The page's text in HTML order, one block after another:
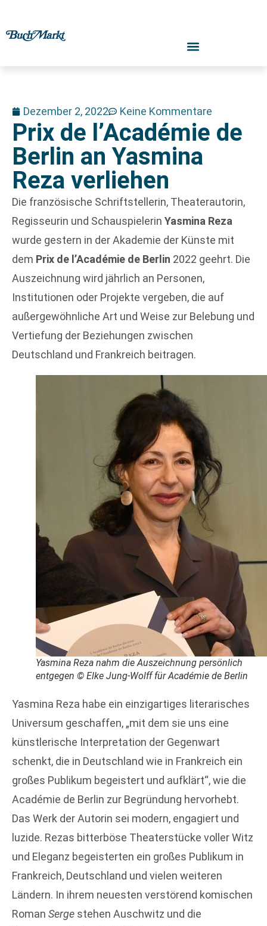
Dezember 2, 2022 Keine Kommentare
Prix de l’Académie de
Berlin an Yasmina
Reza verliehen
Die französische Schriftstellerin, Theaterautorin,
Regisseurin und Schauspielerin Yasmina Reza
wurde gestern in der Akademie der Künste mit
dem Prix de l’Académie de Berlin 2022 geehrt. Die
Auszeichnung wird jährlich an Personen,
Institutionen oder Projekte vergeben, die auf
außergewöhnliche Art und Weise zur Belebung und
Vertiefung der Beziehungen zwischen
Deutschland und Frankreich beitragen.
Yasmina Reza nahm die Auszeichnung persönlich
entgegen © Elke Jung-Wolff für Académie de Berlin
Yasmina Reza habe ein einzigartiges literarisches
Universum geschaffen, „mit dem sie uns eine
künstlerische Interpretation der Gegenwart
schenkt, die in Deutschland wie in Frankreich ein
großes Publikum begeistert und aufklärt“, wie die
Académie de Berlin zur Begründung hervorhebt.
Das Werk der Autorin sei modern, engagiert und
luzide. Rezas bitterböse Theaterstücke voller Witz
und Eleganz begeisterten ein großes Publikum in
Frankreich, Deutschland und vielen weiteren
Ländern. In ihrem neuesten verstörend komischen
Roman Serge stehen Auschwitz und die